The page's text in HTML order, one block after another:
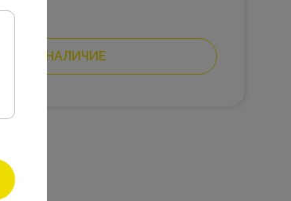
УЗНАТЬ НАЛИЧИЕ